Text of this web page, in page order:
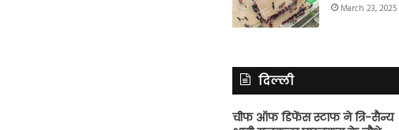
March 23, 2025
दिल्ली
चीफ ऑफ डिफेंस स्टाफ ने त्रि-सैन्य